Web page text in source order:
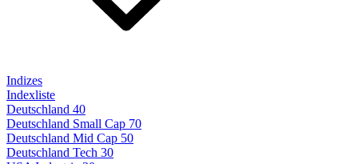
Indizes
Indexliste
Deutschland 40
Deutschland Small Cap 70
Deutschland Mid Cap 50
Deutschland Tech 30